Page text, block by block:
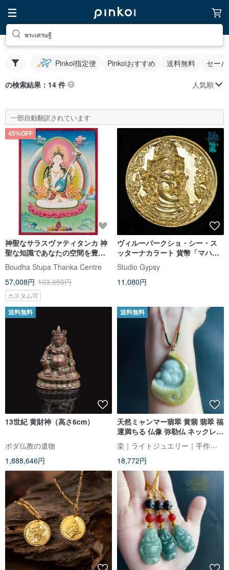
พระเศรษฐี
Pinkoi指定便 Pinkoiおすすめ 送料無料 セー
の検索結果：14 件 人気順
一部自動翻訳されています
45%OFF
神聖なサラスヴァティタンカ 神
聖な知識であなたの空間を豊か
にする
Boudha Stupa Thanka Centre
57,008円 103,650円
カスタム可
ヴィルーパークショ・シー・ス
ッターナカラート 貨幣「マハー
セッティ 60」モデル（金メッ
キ）
Studio Gypsy
11,080円
送料無料
13世紀 黄財神（高さ6cm）
ボダ仏教の遺物
1,888,646円
送料無料
天然ミャンマー翡翠 黄翡 翡翠 福
運満ちる 仏像 弥勒仏 ネックレス
笑い仏 逍遥仏
楽｜ライトジュエリー｜手作りのエネルギー
18,772円